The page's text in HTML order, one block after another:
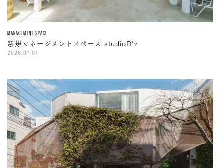
MANAGEMENT SPACE
新規マネージメントスペース studioD’z
2026.07.01